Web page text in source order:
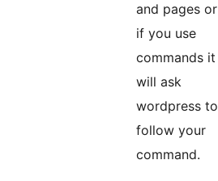
and pages or
if you use
commands it
will ask
wordpress to
follow your
command.